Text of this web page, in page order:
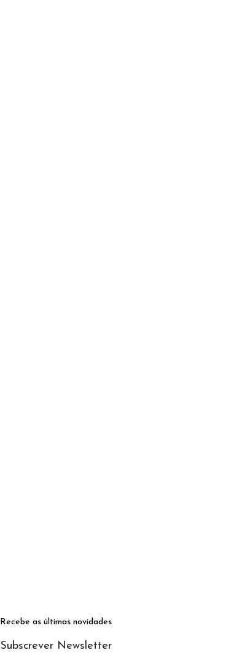
Recebe as últimas novidades
Subscrever Newsletter